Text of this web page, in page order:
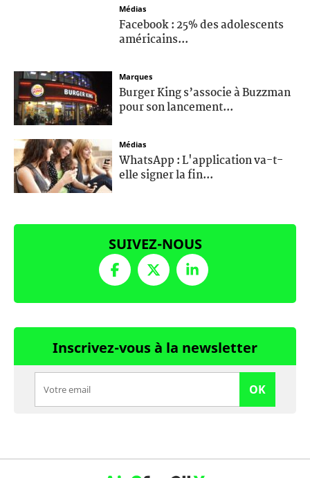
Médias
Facebook : 25% des adolescents
américains...
Marques
Burger King s’associe à Buzzman
pour son lancement...
Médias
WhatsApp : L'application va-t-
elle signer la fin...
SUIVEZ-NOUS
Inscrivez-vous à la newsletter
OK